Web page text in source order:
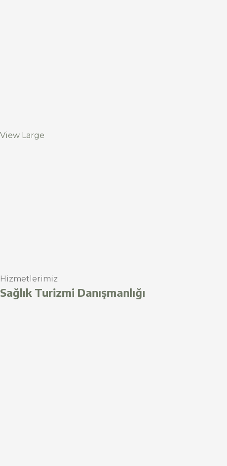
View Large
Hizmetlerimiz
Sağlık Turizmi Danışmanlığı